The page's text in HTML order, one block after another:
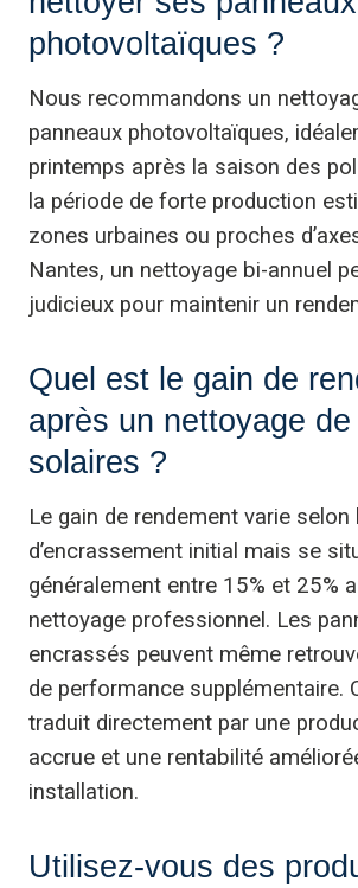
photovoltaïques ?
Nous recommandons un
panneaux photovoltaïques,
printemps après la saison des
la période de forte production
zones urbaines ou proches
Nantes, un nettoyage bi-annuel
judicieux pour maintenir un
Quel est le gain de
après un nettoyage
solaires ?
Le gain de rendement varie selon
d’encrassement initial mais se
généralement entre 15% et 25%
nettoyage professionnel. Les
encrassés peuvent même
de performance supplémentaire.
traduit directement par une
accrue et une rentabilité
installation.
Utilisez-vous des